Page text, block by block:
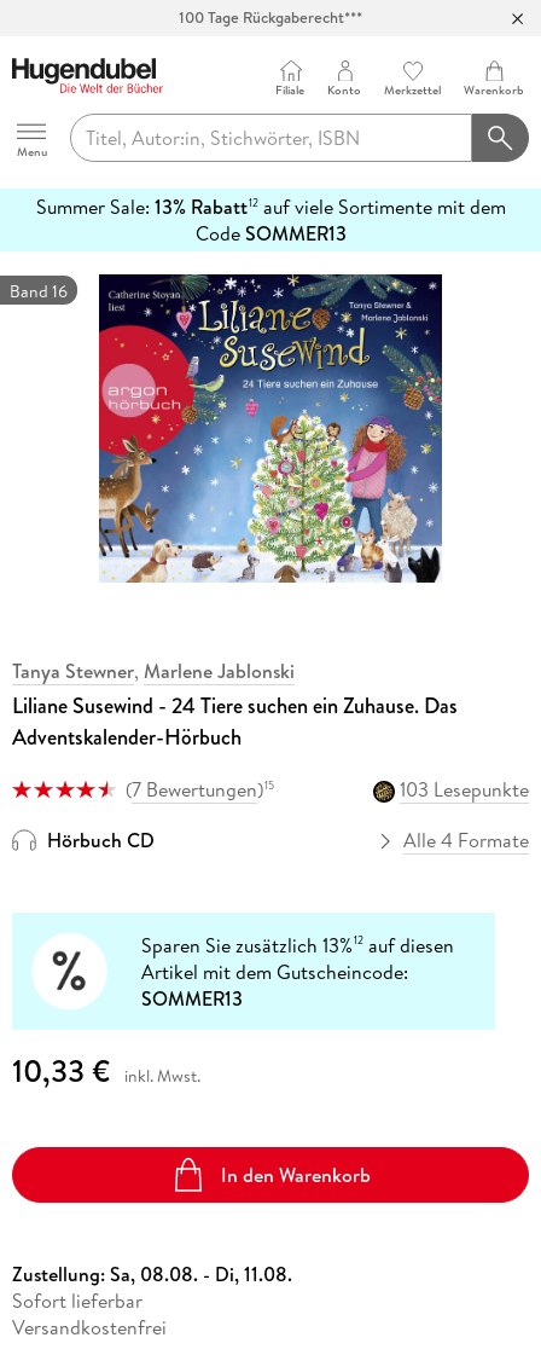
Abholung in über 100 Filialen
Hugendubel
Menu
Filiale Konto Merkzettel Warenkorb
Summer Sale: 13% Rabatt12auf viele Sortimente mit dem
CodeSOMMER13
erfahren
Band 16
Tanya Stewner, Marlene Jablonski
Liliane Susewind - 24 Tiere suchen ein Zuhause. Das
Adventskalender-Hörbuch
(7 Bewertungen)15
103 Lesepunkte
Hörbuch CD
Alle 4 Formate
Sparen Sie zusätzlich 13%12 auf diesen
Artikel mit dem Gutscheincode:
SOMMER13
10,33 € inkl. Mwst.
In den Warenkorb
Zustellung:Sa, 08.08. - Di, 11.08.
Sofort lieferbar
Versandkostenfrei